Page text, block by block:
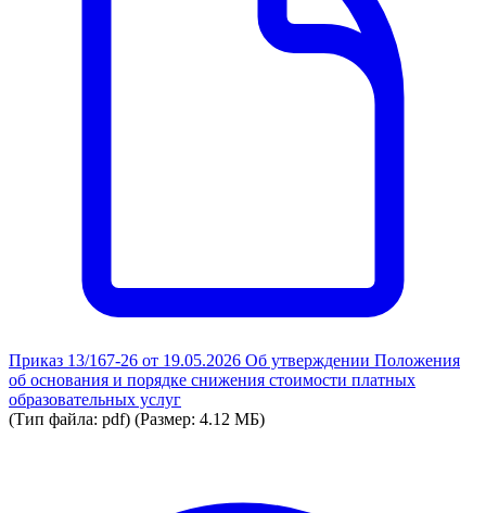
Приказ 13/167-26 от 19.05.2026 Об утверждении Положения
об основания и порядке снижения стоимости платных
образовательных услуг
(Тип файла: pdf) (Размер: 4.12 МБ)